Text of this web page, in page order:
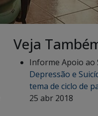
Veja
Informe Apoio ao
Depressão e
tema de ciclo de
25 abr 2018